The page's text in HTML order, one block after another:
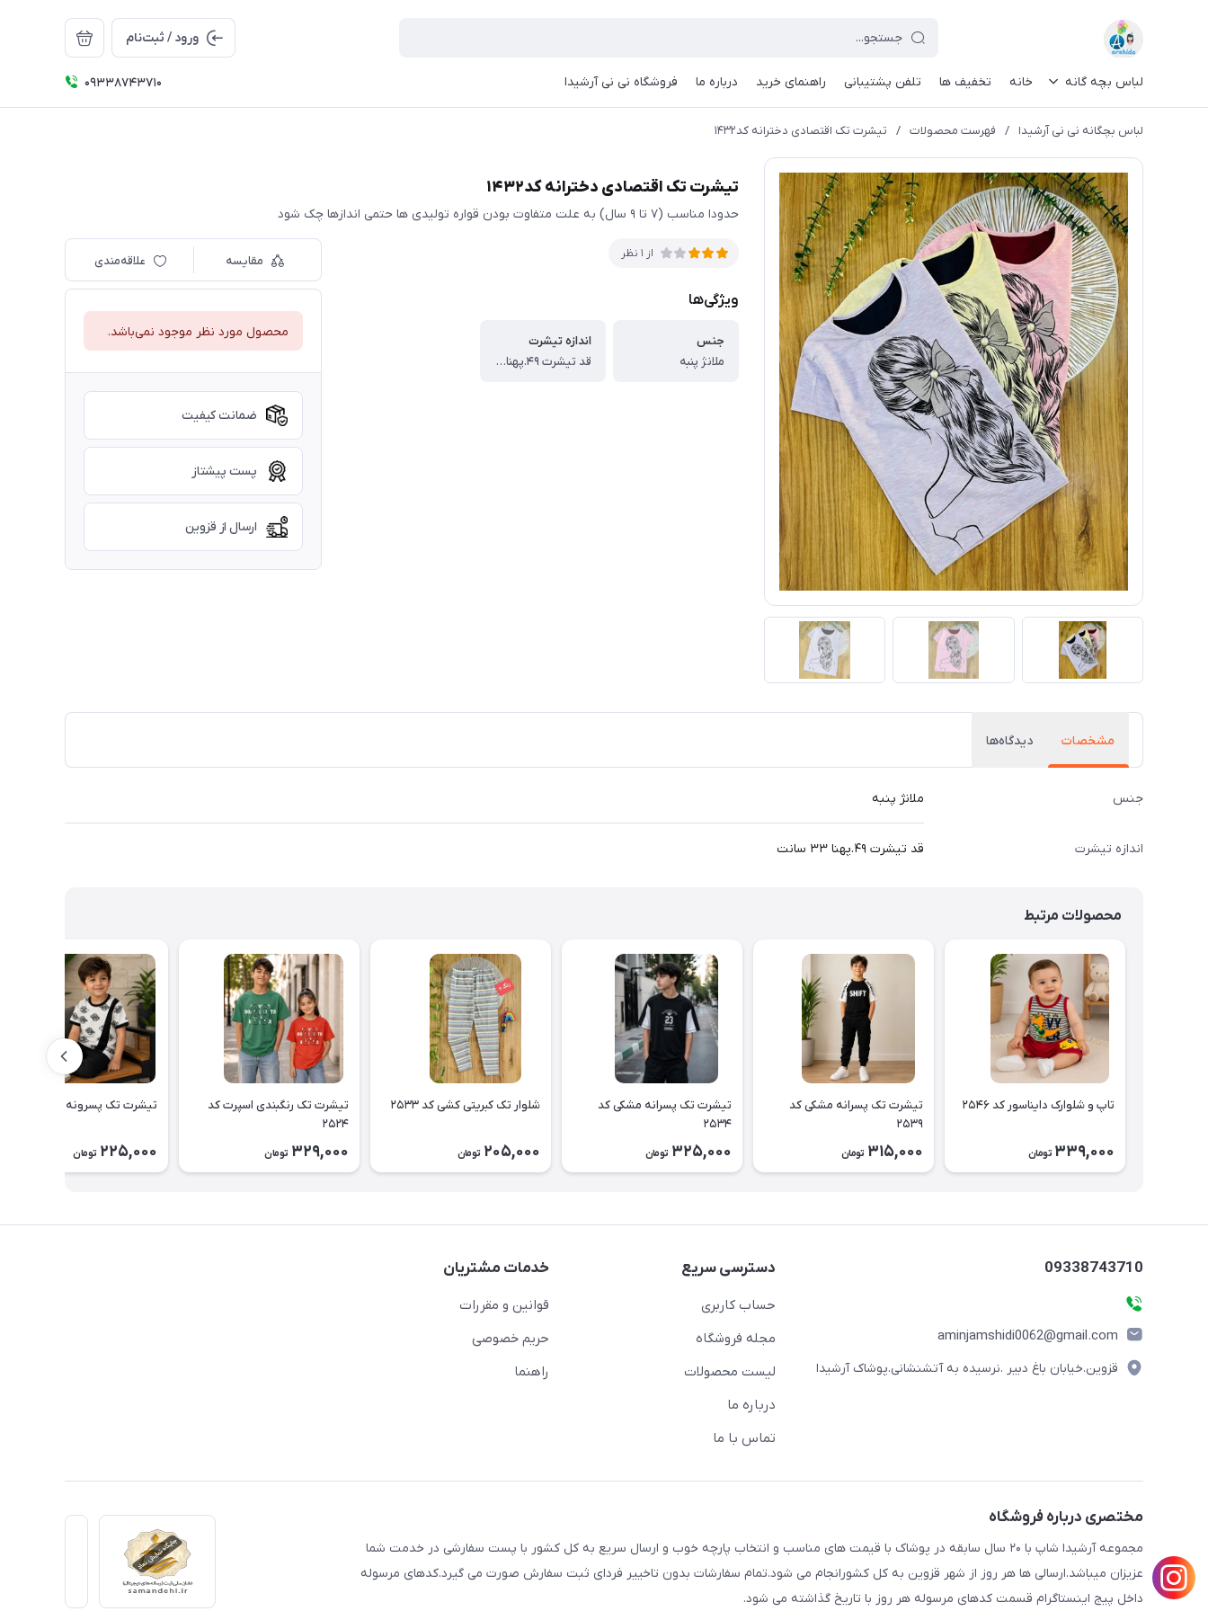
ورود / ثبت‌نام
لباس بچه گانه خانه تخفیف ها تلفن پشتیبانی راهنمای خرید درباره ما فروشگاه نی نی آرشیدا 09338743710
لباس بچگانه نی نی آرشیدا / فهرست محصولات / تیشرت تک اقتصادی دخترانه کد۱۴۳۲
تیشرت تک اقتصادی دخترانه کد۱۴۳۲
حدودا مناسب (۷ تا ۹ سال) به علت متفاوت بودن قواره تولیدی ها حتمی اندازها چک شود
از 1 نظر
ویژگی‌ها
جنس
ملانژ پنبه
اندازه تیشرت
قد تیشرت ۴۹.پهنا ۳۳ سانت
مقایسه علاقه‌مندی
محصول مورد نظر موجود نمی‌باشد.
ضمانت کیفیت
پست پیشتاز
ارسال از قزوین
مشخصات دیدگاه‌ها
جنس ملانژ پنبه
اندازه تیشرت قد تیشرت ۴۹.پهنا ۳۳ سانت
محصولات مرتبط
تاپ و شلوارک دایناسور کد ۲۵۴۶
339,000 تومان
تیشرت تک پسرانه مشکی کد
۲۵۳۹
315,000 تومان
تیشرت تک پسرانه مشکی کد
۲۵۳۴
325,000 تومان
شلوار تک کبریتی کشی کد ۲۵۳۳
205,000 تومان
تیشرت تک رنگبندی اسپرت کد
۲۵۲۴
329,000 تومان
تیشرت تک پسرونه کد ۲۵۲۲
225,000 تومان
09338743710
aminjamshidi0062@gmail.com
قزوین.خیابان باغ دبیر .نرسیده به آتشنشانی.پوشاک آرشیدا
دسترسی سریع
حساب کاربری
مجله فروشگاه
لیست محصولات
درباره ما
تماس با ما
خدمات مشتریان
قوانین و مقررات
حریم خصوصی
راهنما
مختصری درباره فروشگاه
مجموعه آرشیدا شاپ با ۲۰ سال سابقه در پوشاک با قیمت های مناسب و انتخاب پارچه خوب و ارسال سریع به کل کشور با پست سفارشی در خدمت شما
عزیزان میباشد.ارسالی ها هر روز از شهر قزوین به کل کشورانجام می شود.تمام سفارشات بدون تاخییر فردای ثبت سفارش صورت می گیرد.کدهای مرسوله
داخل پیج اینستاگرام قسمت کدهای مرسوله هر روز با تاریخ گذاشته می شود.